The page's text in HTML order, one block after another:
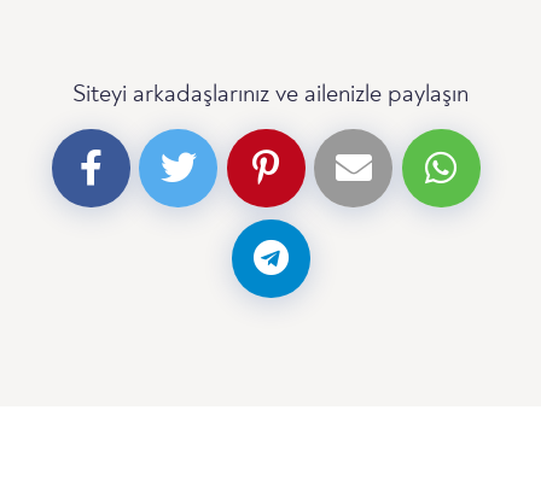
Siteyi arkadaşlarınız ve ailenizle paylaşın